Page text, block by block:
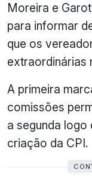
Moreira e
para informar
que os
extraordinárias
A primeira
comissões
a segunda
criação da CPI.